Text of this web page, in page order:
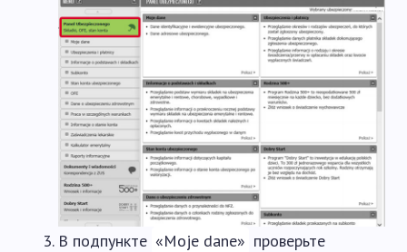
В подпункте «Moje dane» проверьте